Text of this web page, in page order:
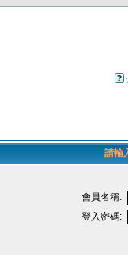
請輸
會員名稱:
登入密碼: